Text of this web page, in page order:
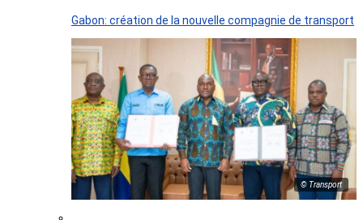
Gabon: création de la nouvelle compagnie de transport
© Transport